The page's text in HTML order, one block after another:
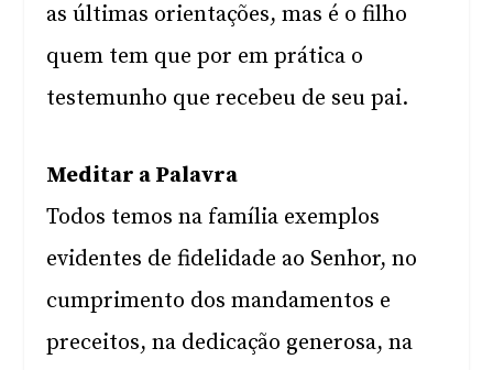
as últimas orientações, mas é o filho
quem tem que por em prática o
testemunho que recebeu de seu pai.
Meditar a Palavra
Todos temos na família exemplos
evidentes de fidelidade ao Senhor, no
cumprimento dos mandamentos e
preceitos, na dedicação generosa, na